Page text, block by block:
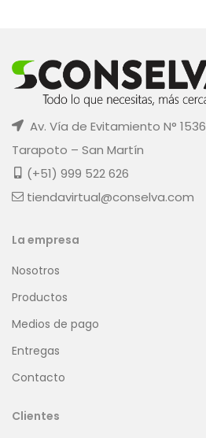
Av. Vía de Evitamiento N° 1536
Tarapoto – San Martín
(+51) 999 522 626
tiendavirtual@conselva.com
La empresa
Nosotros
Productos
Medios de pago
Entregas
Contacto
Clientes